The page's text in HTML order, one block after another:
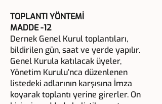
TOPLANTI YÖNTEMİ
MADDE -12
Dernek Genel Kurul toplantıları,
bildirilen gün, saat ve yerde yapılır.
Genel Kurula katılacak üyeler,
Yönetim Kurulu’nca düzenlenen
listedeki adlarının karşısına İmza
koyarak toplantı yerine girerler. On